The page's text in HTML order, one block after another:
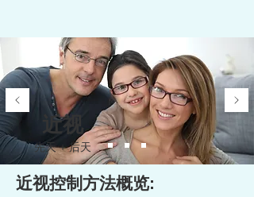
近视
先天 + 后天
近视控制方法概览: